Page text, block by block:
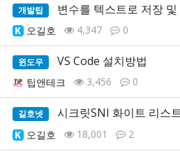
개발팁 변수를 텍스트로 저장
오길호 4,347 0
윈도우 VS Code 설치방법
팁앤테크 3,456 0
길호넷 시크릿SNI 화이트 리스
오길호 18,001 2